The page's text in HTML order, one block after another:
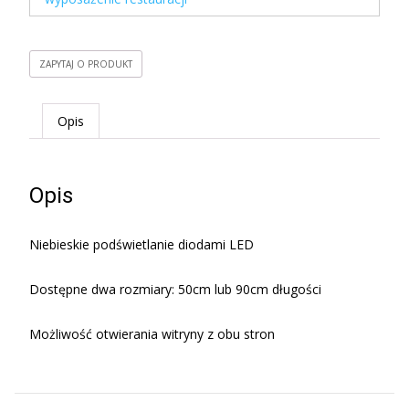
ZAPYTAJ O PRODUKT
Opis
Opis
Niebieskie podświetlanie diodami LED
Dostępne dwa rozmiary: 50cm lub 90cm długości
Możliwość otwierania witryny z obu stron